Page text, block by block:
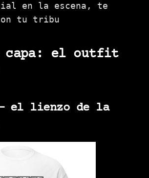
en la escena, te
tu tribu
capa: el outfit
— el lienzo de la